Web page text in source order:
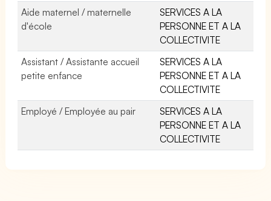
Aide maternel / maternelle
d'école
SERVICES A LA
PERSONNE ET A LA
COLLECTIVITE
Assistant / Assistante accueil
petite enfance
SERVICES A LA
PERSONNE ET A LA
COLLECTIVITE
Employé / Employée au pair
SERVICES A LA
PERSONNE ET A LA
COLLECTIVITE